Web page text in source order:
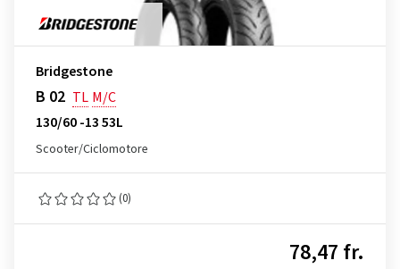
Bridgestone
B 02 TL M/C
130/60 -13 53L
Scooter/Ciclomotore
(0)
78,47 fr.